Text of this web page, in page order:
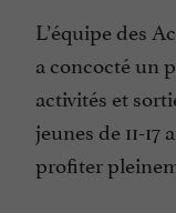
L’équipe des
a concocté un
activités et
jeunes de 11-
profiter